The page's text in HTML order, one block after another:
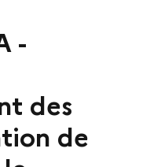
-
des
de